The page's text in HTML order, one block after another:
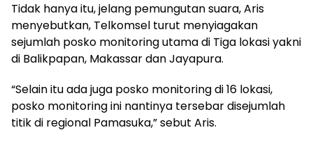
Tidak hanya itu, jelang pemungutan suara, Aris
menyebutkan, Telkomsel turut menyiagakan
sejumlah posko monitoring utama di Tiga lokasi yakni
di Balikpapan, Makassar dan Jayapura.
“Selain itu ada juga posko monitoring di 16 lokasi,
posko monitoring ini nantinya tersebar disejumlah
titik di regional Pamasuka,” sebut Aris.